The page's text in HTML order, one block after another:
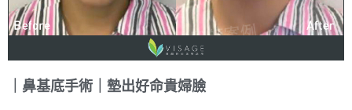
｜鼻基底手術｜墊出好命貴婦臉